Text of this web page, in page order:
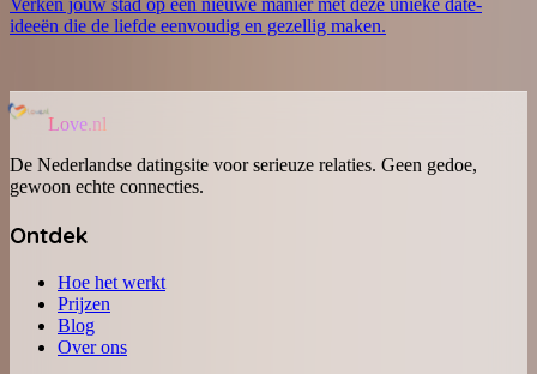
Verken jouw stad op een nieuwe manier met deze unieke date-
ideeën die de liefde eenvoudig en gezellig maken.
Love.nl
De Nederlandse datingsite voor serieuze relaties. Geen gedoe,
gewoon echte connecties.
Ontdek
Hoe het werkt
Prijzen
Blog
Over ons